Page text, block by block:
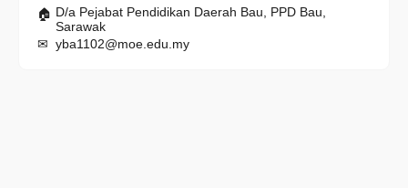
D/a Pejabat Pendidikan Daerah Bau, PPD Bau,
Sarawak
yba1102@moe.edu.my